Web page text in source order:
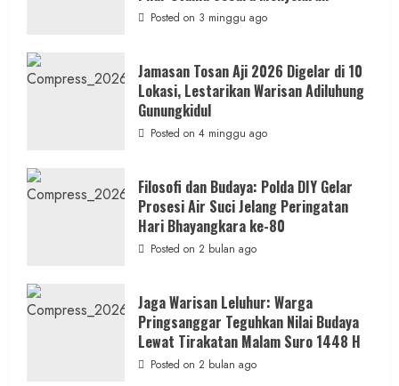
Sendangwangi
Hayuning
Bawono
Posted on 3 minggu ago
Jamasan Tosan Aji 2026 Digelar di 10
Lokasi, Lestarikan Warisan Adiluhung
Gunungkidul
Posted on 4 minggu ago
Filosofi dan Budaya: Polda DIY Gelar
Prosesi Air Suci Jelang Peringatan
Hari Bhayangkara ke-80
Posted on 2 bulan ago
Jaga Warisan Leluhur: Warga
Pringsanggar Teguhkan Nilai Budaya
Lewat Tirakatan Malam Suro 1448 H
Posted on 2 bulan ago